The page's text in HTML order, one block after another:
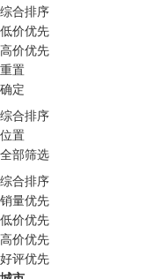
综合排序
低价优先
高价优先
重置
确定
综合排序
位置
全部筛选
综合排序
销量优先
低价优先
高价优先
好评优先